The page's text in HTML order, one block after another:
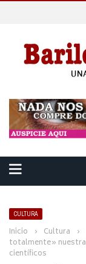
CULTURA
Inicio › Cultura ›
totalmente» nuestra
científicos